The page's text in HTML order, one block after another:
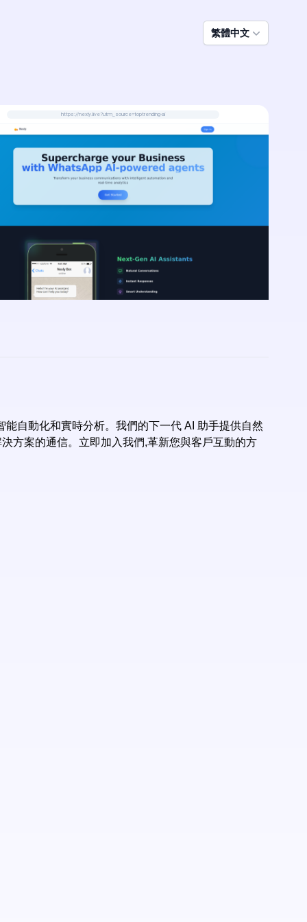
繁體中文
https://nexly.live?utm_source=toptrending-ai
自動化和實時分析。我們的下一代 AI 助手提供自然
方案的通信。立即加入我們,革新您與客戶互動的方